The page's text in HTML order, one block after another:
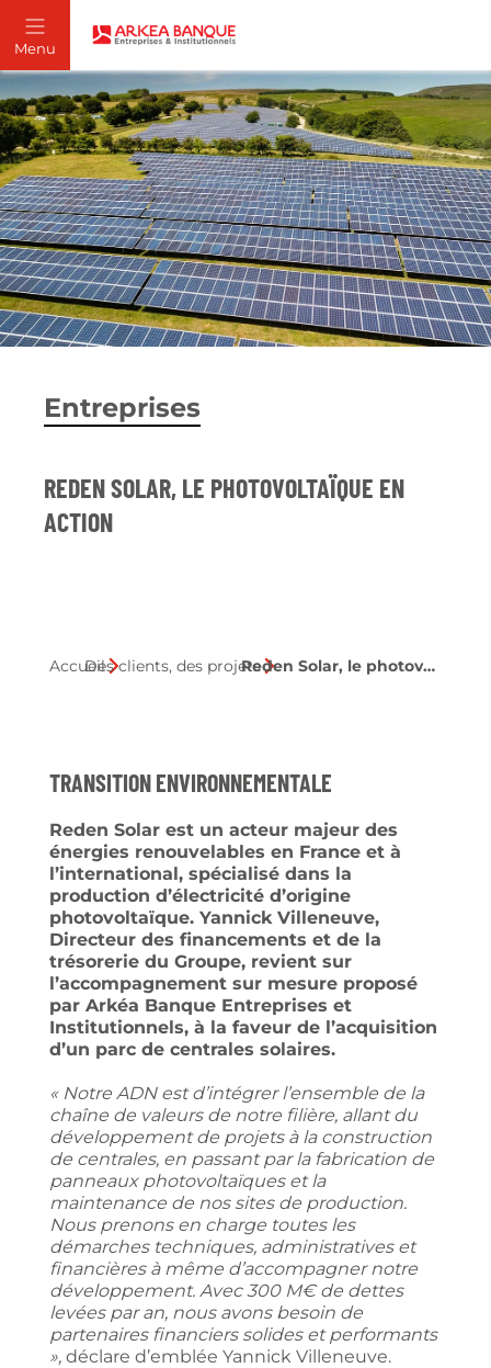
REDEN SOLAR, LE PHOTOVOLTAÏQUE EN
ACTION
Entreprises
AccueilDes clients, des projets Reden Solar, le photovoltaïque en action
Transition environnementale
Reden Solar est un acteur majeur des
énergies renouvelables en France et à
l’international, spécialisé dans la
production d’électricité d’origine
photovoltaïque. Yannick Villeneuve,
Directeur des financements et de la
trésorerie du Groupe, revient sur
l’accompagnement sur mesure proposé
par Arkéa Banque Entreprises et
Institutionnels, à la faveur de l’acquisition
d’un parc de centrales solaires.
« Notre ADN est d’intégrer l’ensemble de la
chaîne de valeurs de notre filière, allant du
développement de projets à la construction
de centrales, en passant par la fabrication de
panneaux photovoltaïques et la
maintenance de nos sites de production.
Nous prenons en charge toutes les
démarches techniques, administratives et
financières à même d’accompagner notre
développement. Avec 300 M€ de dettes
levées par an, nous avons besoin de
partenaires financiers solides et performants
»,déclare d’emblée Yannick Villeneuve.